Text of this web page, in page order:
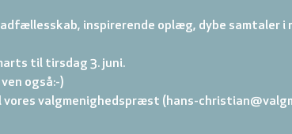
inspirerende oplæg, dybe samtaler i
til tirsdag 3. juni.
også:-)
vores valgmenighedspræst (hans-